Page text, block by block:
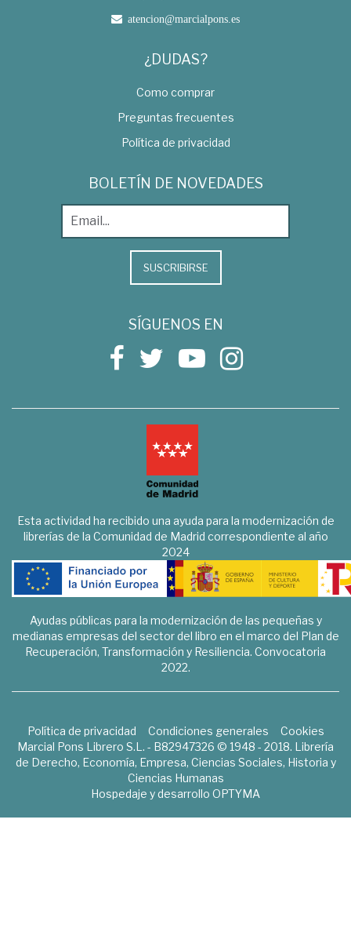
atencion@marcialpons.es
¿DUDAS?
Como comprar
Preguntas frecuentes
Política de privacidad
BOLETÍN DE NOVEDADES
SUSCRIBIRSE
SÍGUENOS EN
Esta actividad ha recibido una ayuda para la modernización de
librerías de la Comunidad de Madrid correspondiente al año
2024
Ayudas públicas para la modernización de las pequeñas y
medianas empresas del sector del libro en el marco del Plan de
Recuperación, Transformación y Resiliencia. Convocatoria
2022.
Política de privacidad Condiciones generales
Cookies
Marcial Pons Librero S.L. - B82947326 © 1948 - 2018. Librería
de Derecho, Economía, Empresa, Ciencias Sociales, Historia y
Ciencias Humanas
Hospedaje y desarrollo OPTYMA